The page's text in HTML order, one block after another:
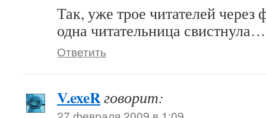
Так, уже трое читателей
одна читательница свистнула…
Ответить
V.exeRговорит: